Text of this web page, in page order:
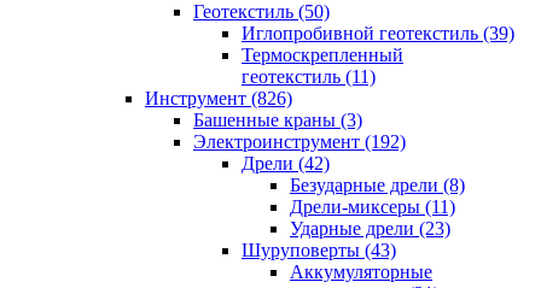
Геотекстиль (50)
Иглопробивной геотекстиль (39)
Термоскрепленный
геотекстиль (11)
Инструмент (826)
Башенные краны (3)
Электроинструмент (192)
Дрели (42)
Безударные дрели (8)
Дрели-миксеры (11)
Ударные дрели (23)
Шуруповерты (43)
Аккумуляторные